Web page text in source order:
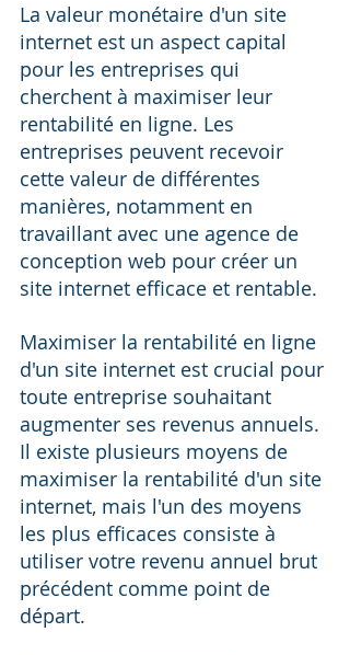
La valeur monétaire d'un site
internet est un aspect capital
pour les entreprises qui
cherchent à maximiser leur
rentabilité en ligne. Les
entreprises peuvent recevoir
cette valeur de différentes
manières, notamment en
travaillant avec une agence de
conception web pour créer un
site internet efficace et rentable.
Maximiser la rentabilité en ligne
d'un site internet est crucial pour
toute entreprise souhaitant
augmenter ses revenus annuels.
Il existe plusieurs moyens de
maximiser la rentabilité d'un site
internet, mais l'un des moyens
les plus efficaces consiste à
utiliser votre revenu annuel brut
précédent comme point de
départ.